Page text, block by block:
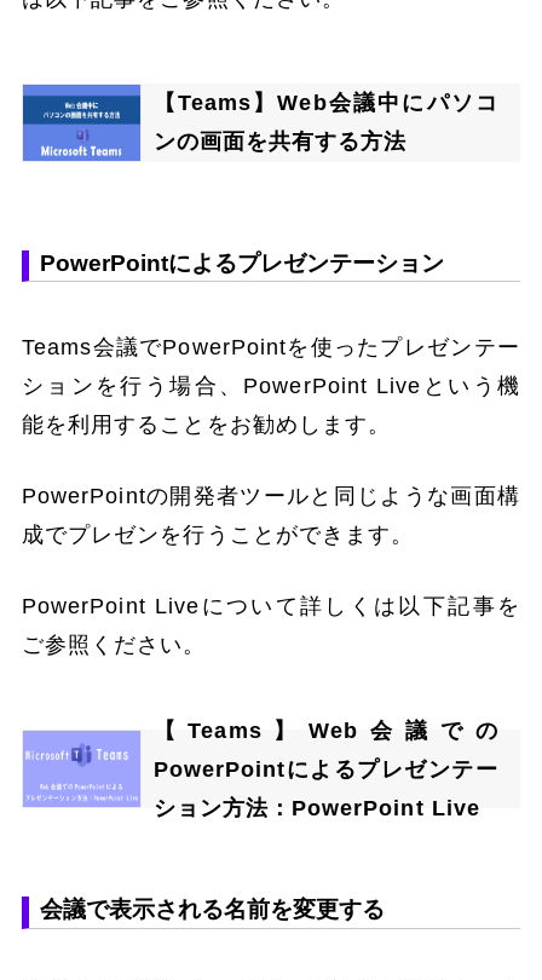
【Teams】Web会議中にパソコ
ンの画面を共有する方法
PowerPointによるプレゼンテーション
Teams会議でPowerPointを使ったプレゼンテー
ションを行う場合、PowerPoint Liveという機
能を利用することをお勧めします。
PowerPointの開発者ツールと同じような画面構
成でプレゼンを行うことができます。
PowerPoint Liveについて詳しくは以下記事を
ご参照ください。
【Teams】Web会議での
PowerPointによるプレゼンテー
ション方法：PowerPoint Live
会議で表示される名前を変更する